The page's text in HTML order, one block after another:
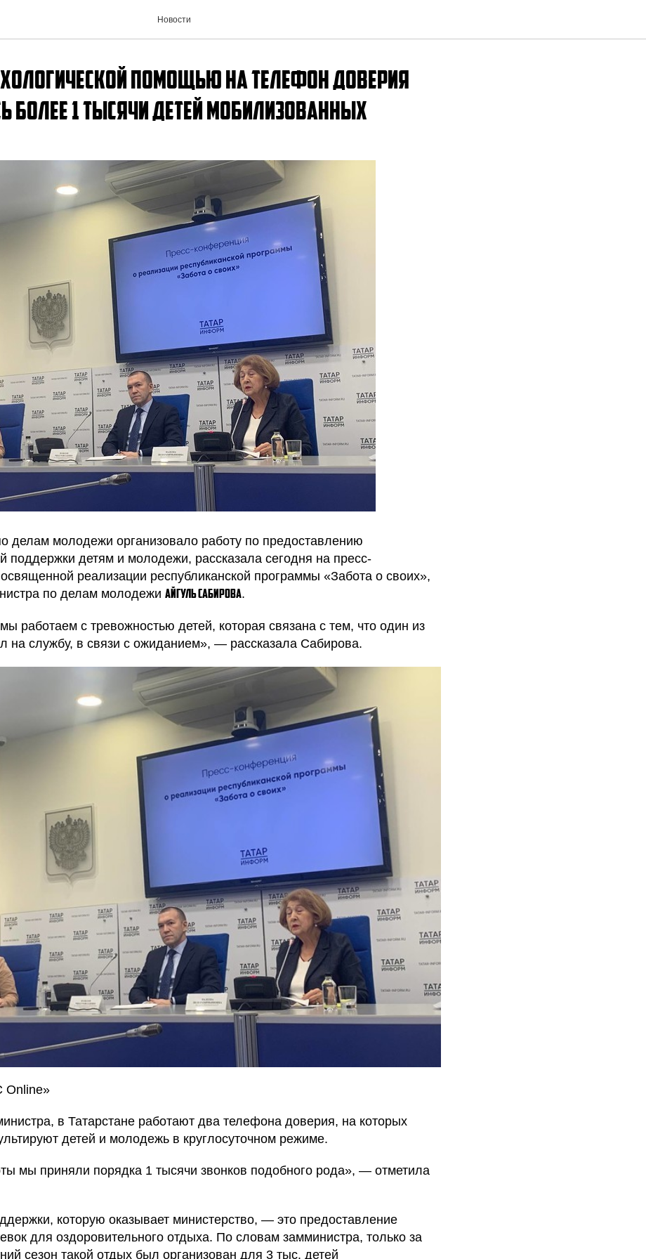
Новости
помощью на телефон доверия
более 1 тысячи детей мобилизованных
делам молодежи организовало работу по предоставлению
поддержки детям и молодежи, рассказала сегодня на пресс-
реализации республиканской программы «Забота о своих»,
по делам молодежи Айгуль Сабирова.
работаем с тревожностью детей, которая связана с тем, что один из
на службу, в связи с ожиданием», — рассказала Сабирова.
в Татарстане работают два телефона доверия, на которых
детей и молодежь в круглосуточном режиме.
мы приняли порядка 1 тысячи звонков подобного рода», — отметила
которую оказывает министерство, — это предоставление
для оздоровительного отдыха. По словам замминистра, только за
сезон такой отдых был организован для 3 тыс. детей